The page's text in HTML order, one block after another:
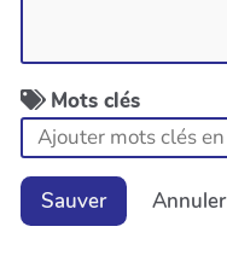
Mots clés
Sauver Annuler